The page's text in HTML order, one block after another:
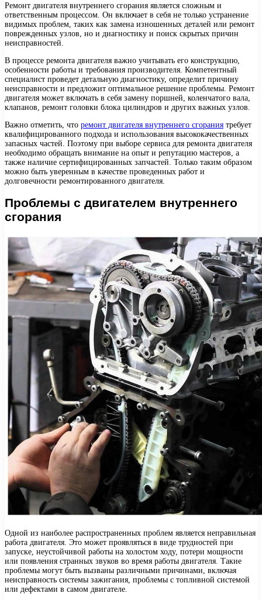
Ремонт двигателя внутреннего сгорания является сложным и
ответственным процессом. Он включает в себя не только устранение
видимых проблем, таких как замена изношенных деталей или ремонт
поврежденных узлов, но и диагностику и поиск скрытых причин
неисправностей.
В процессе ремонта двигателя важно учитывать его конструкцию,
особенности работы и требования производителя. Компетентный
специалист проведет детальную диагностику, определит причину
неисправности и предложит оптимальное решение проблемы. Ремонт
двигателя может включать в себя замену поршней, коленчатого вала,
клапанов, ремонт головки блока цилиндров и других важных узлов.
Важно отметить, что ремонт двигателя внутреннего сгорания требует
квалифицированного подхода и использования высококачественных
запасных частей. Поэтому при выборе сервиса для ремонта двигателя
необходимо обращать внимание на опыт и репутацию мастеров, а
также наличие сертифицированных запчастей. Только таким образом
можно быть уверенным в качестве проведенных работ и
долговечности ремонтированного двигателя.
Проблемы с двигателем внутреннего
сгорания
Одной из наиболее распространенных проблем является неправильная
работа двигателя. Это может проявляться в виде трудностей при
запуске, неустойчивой работы на холостом ходу, потери мощности
или появления странных звуков во время работы двигателя. Такие
проблемы могут быть вызваны различными причинами, включая
неисправность системы зажигания, проблемы с топливной системой
или дефектами в самом двигателе.